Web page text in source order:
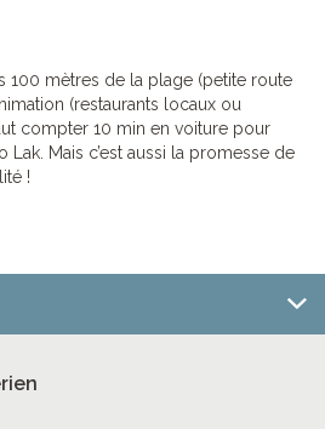
100 mètres de la plage (petite route
(restaurants locaux ou
compter 10 min en voiture pour
Mais c’est aussi la promesse de
!